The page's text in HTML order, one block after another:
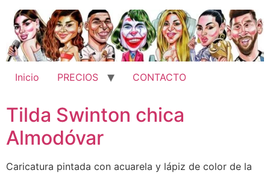
contenido
Inicio PRECIOS CONTACTO
Tilda Swinton chica
Almodóvar
Caricatura pintada con acuarela y lápiz de color de la